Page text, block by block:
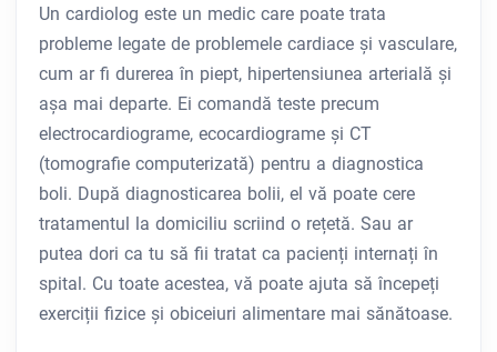
Un cardiolog este un medic care poate trata
probleme legate de problemele cardiace și vasculare,
cum ar fi durerea în piept, hipertensiunea arterială și
așa mai departe. Ei comandă teste precum
electrocardiograme, ecocardiograme și CT
(tomografie computerizată) pentru a diagnostica
boli. După diagnosticarea bolii, el vă poate cere
tratamentul la domiciliu scriind o rețetă. Sau ar
putea dori ca tu să fii tratat ca pacienți internați în
spital. Cu toate acestea, vă poate ajuta să începeți
exerciții fizice și obiceiuri alimentare mai sănătoase.